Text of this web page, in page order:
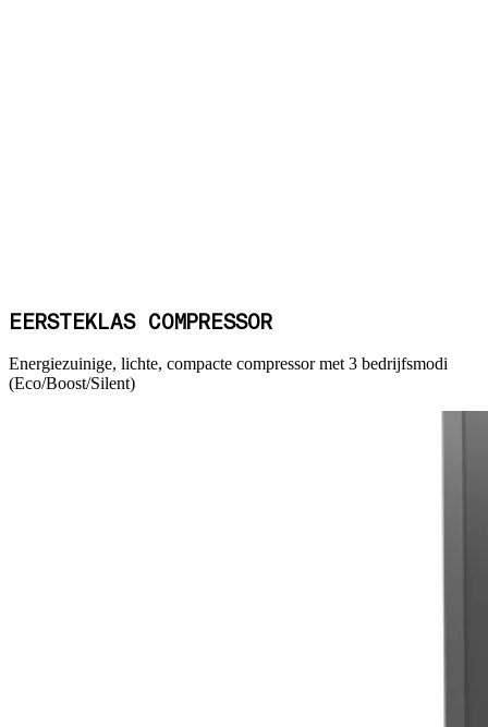
EERSTEKLAS COMPRESSOR
Energiezuinige, lichte, compacte compressor met 3 bedrijfsmodi
(Eco/Boost/Silent)